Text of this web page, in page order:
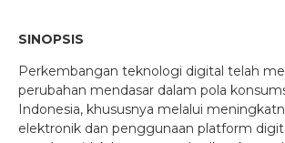
SINOPSIS
Perkembangan teknologi digital telah
perubahan mendasar dalam pola
Indonesia, khususnya melalui
elektronik dan penggunaan platform